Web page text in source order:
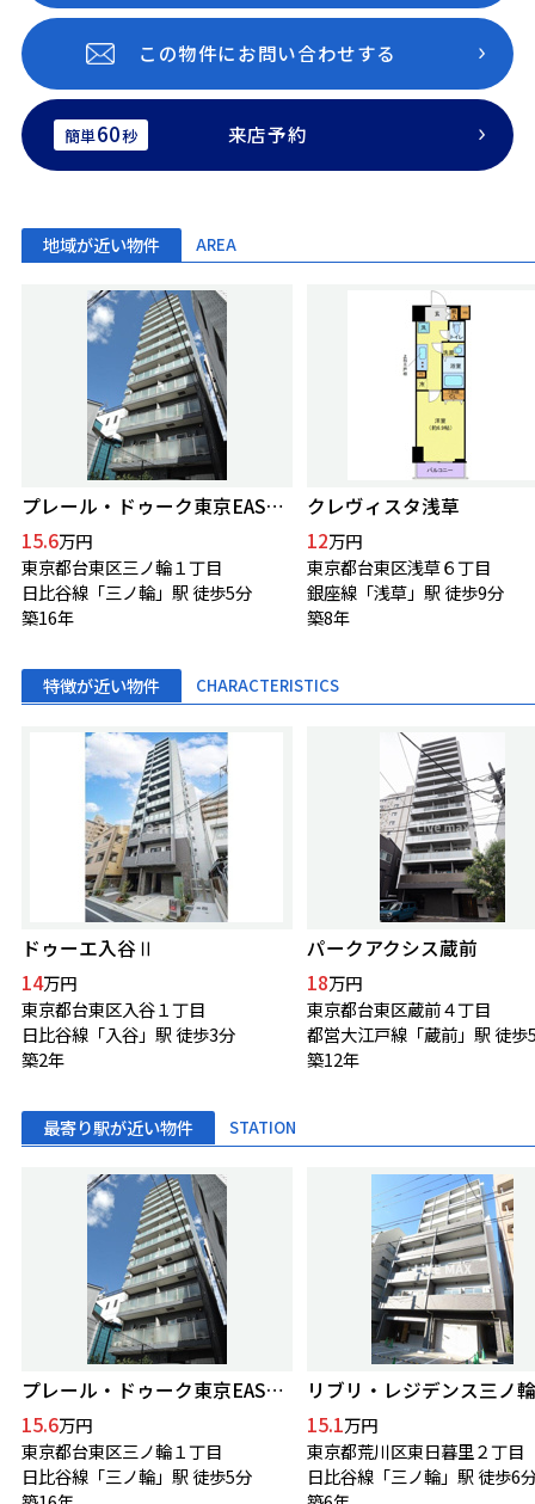
この物件にお問い合わせする
簡単60秒 来店予約
地域が近い物件 AREA
プレール・ドゥーク東京EASTⅤ
15.6万円
東京都台東区三ノ輪１丁目
日比谷線「三ノ輪」駅 徒歩5分
築16年
クレヴィスタ浅草
12万円
東京都台東区浅草６丁目
銀座線「浅草」駅 徒歩9分
築8年
特徴が近い物件 CHARACTERISTICS
ドゥーエ入谷Ⅱ
14万円
東京都台東区入谷１丁目
日比谷線「入谷」駅 徒歩3分
築2年
パークアクシス蔵前
18万円
東京都台東区蔵前４丁目
都営大江戸線「蔵前」駅 徒歩
築12年
最寄り駅が近い物件 STATION
プレール・ドゥーク東京EASTⅤ
15.6万円
東京都台東区三ノ輪１丁目
日比谷線「三ノ輪」駅 徒歩5分
リブリ・レジデンス三ノ輪
15.1万円
東京都荒川区東日暮里２丁目
日比谷線「三ノ輪」駅 徒歩6